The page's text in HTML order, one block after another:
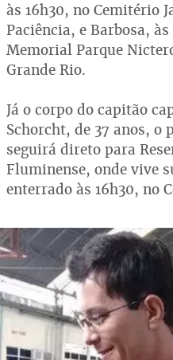
às 16h30, no Cemitério
Paciência, e Barbosa,
Memorial Parque
Grande Rio.
Já o corpo do capitão
Schorcht, de 37 anos,
seguirá direto para
Fluminense, onde vive
enterrado às 16h30, no